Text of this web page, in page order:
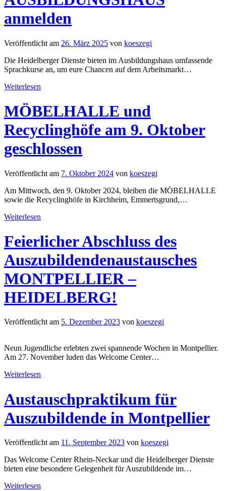
anmelden
Veröffentlicht am 26. März 2025 von koeszegi
Die Heidelberger Dienste bieten im Ausbildungshaus umfassende
Sprachkurse an, um eure Chancen auf dem Arbeitsmarkt…
Weiterlesen
MÖBELHALLE und
Recyclinghöfe am 9. Oktober
geschlossen
Veröffentlicht am 7. Oktober 2024 von koeszegi
Am Mittwoch, den 9. Oktober 2024, bleiben die MÖBELHALLE
sowie die Recyclinghöfe in Kirchheim, Emmertsgrund,…
Weiterlesen
Feierlicher Abschluss des
Auszubildendenaustausches
MONTPELLIER –
HEIDELBERG!
Veröffentlicht am 5. Dezember 2023 von koeszegi
Neun Jugendliche erlebten zwei spannende Wochen in Montpellier.
Am 27. November luden das Welcome Center…
Weiterlesen
Austauschpraktikum für
Auszubildende in Montpellier
Veröffentlicht am 11. September 2023 von koeszegi
Das Welcome Center Rhein-Neckar und die Heidelberger Dienste
bieten eine besondere Gelegenheit für Auszubildende im…
Weiterlesen